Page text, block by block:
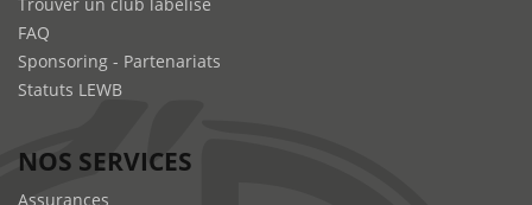
FAQ
Sponsoring - Partenariats
Statuts LEWB
NOS SERVICES
Assurances